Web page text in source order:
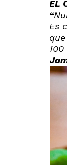
EL
“
Es